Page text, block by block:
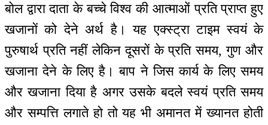
बोल द्वारा दाता के बच्चे विश्व की आत्माओं प्रति प्राप्त हुए
खजानों को देने अर्थ है। यह एक्स्ट्रा टाइम स्वयं के
पुरुषार्थ प्रति नहीं लेकिन दूसरों के प्रति समय, गुण और
खजाना देने के लिए है। बाप ने जिस कार्य के लिए समय
और खजाना दिया है अगर उसके बदले स्वयं प्रति समय
और सम्पत्ति लगाते हो तो यह भी अमानत में ख्यानत होती